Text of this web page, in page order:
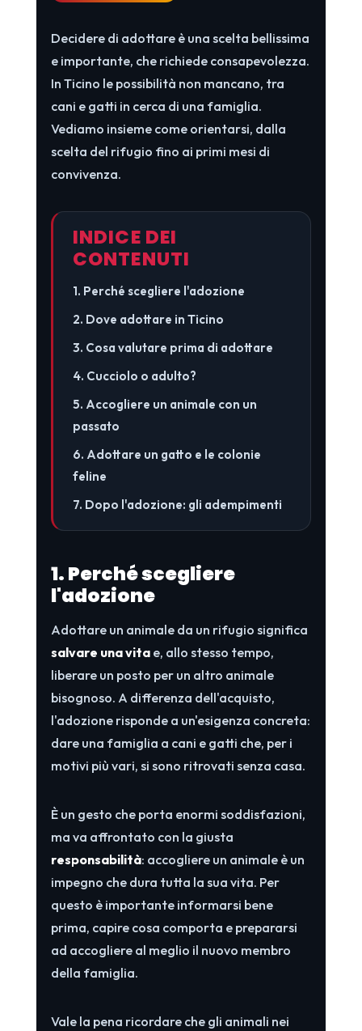
Decidere di adottare è una scelta bellissima
e importante, che richiede consapevolezza.
In Ticino le possibilità non mancano, tra
cani e gatti in cerca di una famiglia.
Vediamo insieme come orientarsi, dalla
scelta del rifugio fino ai primi mesi di
convivenza.
INDICE DEI
CONTENUTI
1. Perché scegliere l'adozione
2. Dove adottare in Ticino
3. Cosa valutare prima di adottare
4. Cucciolo o adulto?
5. Accogliere un animale con un
passato
6. Adottare un gatto e le colonie
feline
7. Dopo l'adozione: gli adempimenti
1. Perché scegliere
l'adozione
Adottare un animale da un rifugio significa
salvare una vitae, allo stesso tempo,
liberare un posto per un altro animale
bisognoso. A differenza dell'acquisto,
l'adozione risponde a un'esigenza concreta:
dare una famiglia a cani e gatti che, per i
motivi più vari, si sono ritrovati senza casa.
È un gesto che porta enormi soddisfazioni,
ma va affrontato con la giusta
responsabilità: accogliere un animale è un
impegno che dura tutta la sua vita. Per
questo è importante informarsi bene
prima, capire cosa comporta e prepararsi
ad accogliere al meglio il nuovo membro
della famiglia.
Vale la pena ricordare che gli animali nei